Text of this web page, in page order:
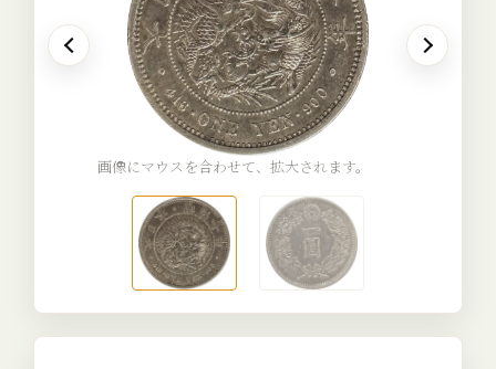
画像にマウスを合わせて、拡大されます。